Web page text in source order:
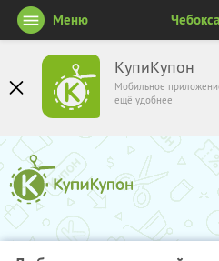
КупиКупон
Мобильное
ещё удобнее
Меню